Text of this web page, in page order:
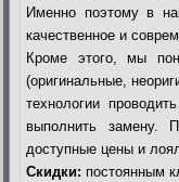
Именно поэтому в
качественное и
Кроме этого, мы
(оригинальные,
технологии
выполнить замену.
доступные цены и
Скидки: постоянным